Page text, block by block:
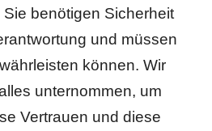
benötigen Sicherheit
und müssen
können. Wir
unternommen, um
Vertrauen und diese